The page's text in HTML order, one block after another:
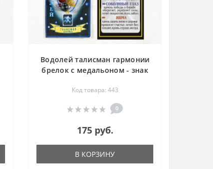
Водолей талисман гармонии
брелок с медальоном - знак
авантюрин, цитрин,
соколиный глаз, яшма
Код товара: 443
0
175 руб.
В КОРЗИНУ